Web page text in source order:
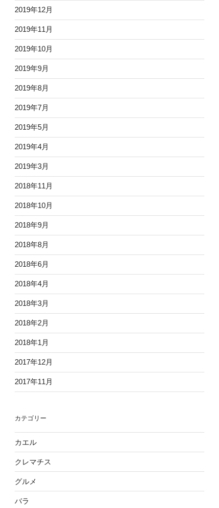
2019年12月
2019年11月
2019年10月
2019年9月
2019年8月
2019年7月
2019年5月
2019年4月
2019年3月
2018年11月
2018年10月
2018年9月
2018年8月
2018年6月
2018年4月
2018年3月
2018年2月
2018年1月
2017年12月
2017年11月
カテゴリー
カエル
クレマチス
グルメ
バラ